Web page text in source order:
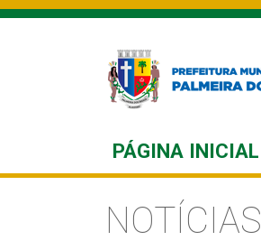
PÁGINA INICIAL
NOTÍCIAS